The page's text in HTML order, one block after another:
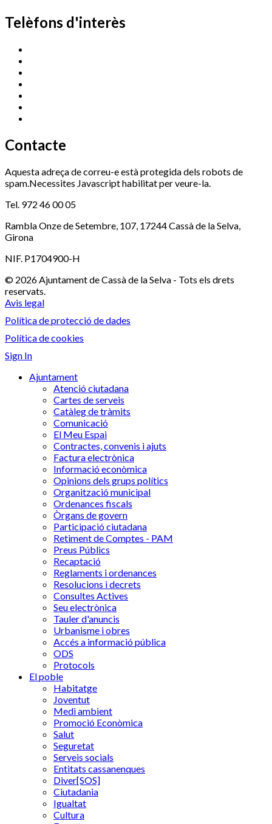
Telèfons d'interès
Contacte
Aquesta adreça de correu-e està protegida dels robots de
spam.Necessites Javascript habilitat per veure-la.
Tel. 972 46 00 05
Rambla Onze de Setembre, 107, 17244 Cassà de la Selva,
Girona
NIF. P1704900-H
© 2026 Ajuntament de Cassà de la Selva - Tots els drets
reservats.
Avis legal
Política de protecció de dades
Política de cookies
Sign In
Ajuntament
Atenció ciutadana
Cartes de serveis
Catàleg de tràmits
Comunicació
El Meu Espai
Contractes, convenis i ajuts
Factura electrònica
Informació econòmica
Opinions dels grups polítics
Organització municipal
Ordenances fiscals
Òrgans de govern
Participació ciutadana
Retiment de Comptes - PAM
Preus Públics
Recaptació
Reglaments i ordenances
Resolucions i decrets
Consultes Actives
Seu electrònica
Tauler d'anuncis
Urbanisme i obres
Accés a informació pública
ODS
Protocols
El poble
Habitatge
Joventut
Medi ambient
Promoció Econòmica
Salut
Seguretat
Serveis socials
Entitats cassanenques
Diver[SOS]
Ciutadania
Igualtat
Cultura